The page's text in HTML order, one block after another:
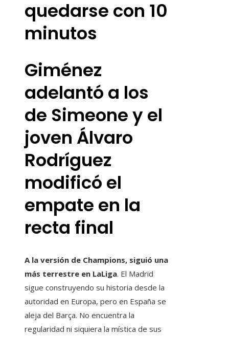
quedarse con 10
minutos
Giménez
adelantó a los
de Simeone y el
joven Álvaro
Rodríguez
modificó el
empate en la
recta final
A la versión de Champions, siguió una
más terrestre en LaLiga. El Madrid
sigue construyendo su historia desde la
autoridad en Europa, pero en España se
aleja del Barça. No encuentra la
regularidad ni siquiera la mística de sus